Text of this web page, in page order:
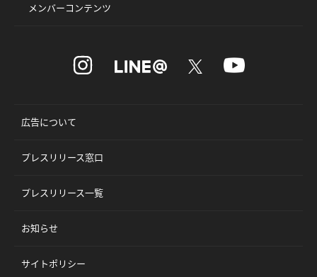
メンバーコンテンツ
広告について
プレスリリース窓口
プレスリリース一覧
お知らせ
サイトポリシー